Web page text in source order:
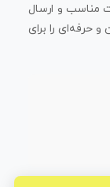
مناسب و ارسال
حرفه‌ای را برای